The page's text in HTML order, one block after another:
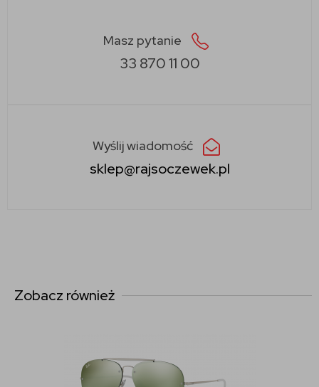
Masz pytanie
33 870 11 00
Wyślij wiadomość
sklep@rajsoczewek.pl
Zobacz również